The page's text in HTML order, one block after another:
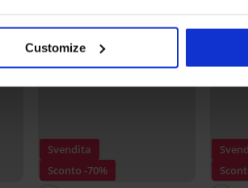
Customize
Svendita
Sconto -70%